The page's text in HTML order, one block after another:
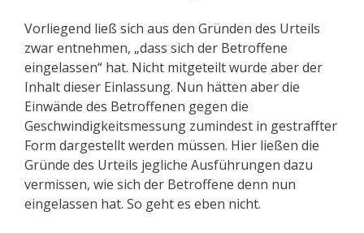
Vorliegend ließ sich aus den Gründen des Urteils
zwar entnehmen, „dass sich der Betroffene
eingelassen“ hat. Nicht mitgeteilt wurde aber der
Inhalt dieser Einlassung. Nun hätten aber die
Einwände des Betroffenen gegen die
Geschwindigkeitsmessung zumindest in gestraffter
Form dargestellt werden müssen. Hier ließen die
Gründe des Urteils jegliche Ausführungen dazu
vermissen, wie sich der Betroffene denn nun
eingelassen hat. So geht es eben nicht.